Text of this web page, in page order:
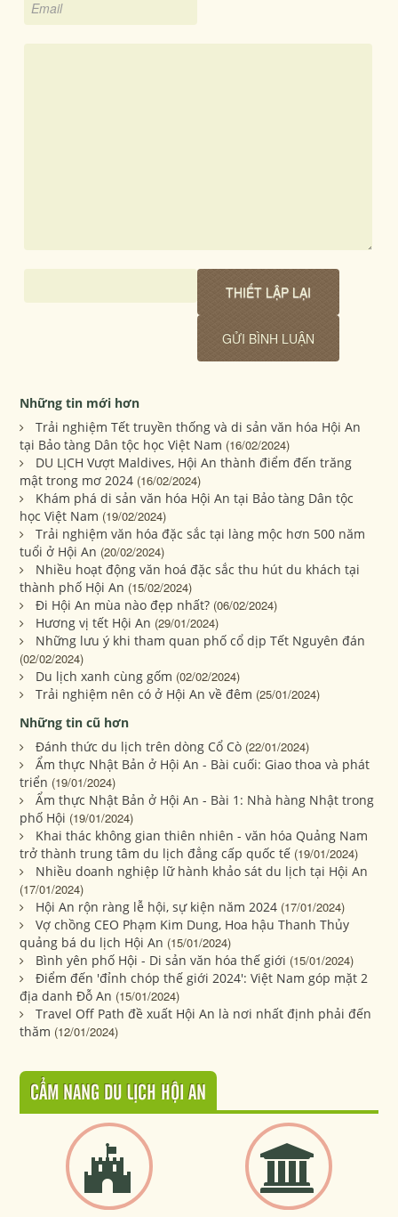
Những tin mới hơn
Trải nghiệm Tết truyền thống và di sản văn hóa Hội An
tại Bảo tàng Dân tộc học Việt Nam (16/02/2024)
DU LỊCH Vượt Maldives, Hội An thành điểm đến trăng
mật trong mơ 2024 (16/02/2024)
Khám phá di sản văn hóa Hội An tại Bảo tàng Dân tộc
học Việt Nam (19/02/2024)
Trải nghiệm văn hóa đặc sắc tại làng mộc hơn 500 năm
tuổi ở Hội An (20/02/2024)
Nhiều hoạt động văn hoá đặc sắc thu hút du khách tại
thành phố Hội An (15/02/2024)
Đi Hội An mùa nào đẹp nhất? (06/02/2024)
Hương vị tết Hội An (29/01/2024)
Những lưu ý khi tham quan phố cổ dịp Tết Nguyên đán
(02/02/2024)
Du lịch xanh cùng gốm (02/02/2024)
Trải nghiệm nên có ở Hội An về đêm (25/01/2024)
Những tin cũ hơn
Đánh thức du lịch trên dòng Cổ Cò (22/01/2024)
Ẩm thực Nhật Bản ở Hội An - Bài cuối: Giao thoa và phát
triển (19/01/2024)
Ẩm thực Nhật Bản ở Hội An - Bài 1: Nhà hàng Nhật trong
phố Hội (19/01/2024)
Khai thác không gian thiên nhiên - văn hóa Quảng Nam
trở thành trung tâm du lịch đẳng cấp quốc tế (19/01/2024)
Nhiều doanh nghiệp lữ hành khảo sát du lịch tại Hội An
(17/01/2024)
Hội An rộn ràng lễ hội, sự kiện năm 2024 (17/01/2024)
Vợ chồng CEO Phạm Kim Dung, Hoa hậu Thanh Thủy
quảng bá du lịch Hội An (15/01/2024)
Bình yên phố Hội - Di sản văn hóa thế giới (15/01/2024)
Điểm đến 'đỉnh chóp thế giới 2024': Việt Nam góp mặt 2
địa danh Đỗ An (15/01/2024)
Travel Off Path đề xuất Hội An là nơi nhất định phải đến
thăm (12/01/2024)
CẨM NANG DU LỊCH HỘI AN